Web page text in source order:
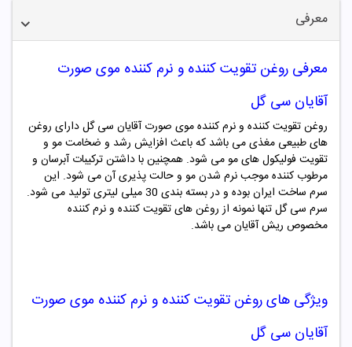
معرفی
معرفی روغن تقویت کننده و نرم کننده موی صورت
آقایان سی گل
روغن تقویت کننده و نرم کننده موی صورت آقایان سی گل دارای روغن
های طبیعی مغذی می باشد که باعث افزایش رشد و ضخامت مو و
تقویت فولیکول های مو می شود. همچنین با داشتن ترکیبات آبرسان و
مرطوب کننده موجب نرم شدن مو و حالت پذیری آن می شود. این
سرم ساخت ایران بوده و در بسته بندی 30 میلی لیتری تولید می شود.
سرم سی گل تنها نمونه از روغن های تقویت کننده و نرم کننده
مخصوص ریش آقایان می باشد.
ویژگی هایروغن تقویت کننده و نرم کننده موی صورت
آقایان سی گل